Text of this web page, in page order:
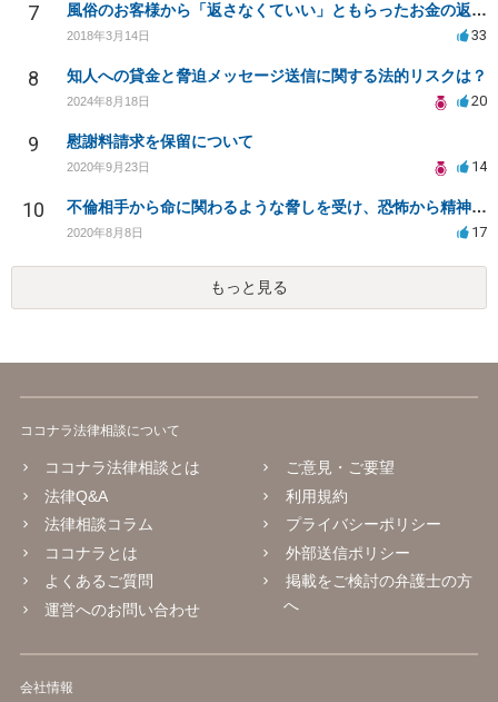
7 風俗のお客様から「返さなくていい」ともらったお金の返済を強要されています
2018年3月14日 33
8 知人への貸金と脅迫メッセージ送信に関する法的リスクは？
2024年8月18日 20
9 慰謝料請求を保留について
2020年9月23日 14
10 不倫相手から命に関わるような脅しを受け、恐怖から精神的にまいっています。
2020年8月8日 17
もっと見る
ココナラ法律相談について
ココナラ法律相談とは
法律Q&A
法律相談コラム
ココナラとは
よくあるご質問
運営へのお問い合わせ
ご意見・ご要望
利用規約
プライバシーポリシー
外部送信ポリシー
掲載をご検討の弁護士の方
へ
会社情報